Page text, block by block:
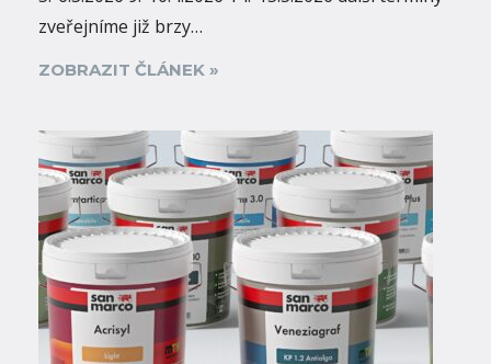
zveřejníme již brzy…
ZOBRAZIT ČLÁNEK »